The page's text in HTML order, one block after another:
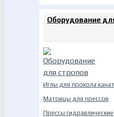
Оборудование
Иглы для прокола
Матрицы для прессов
Прессы гидравлические